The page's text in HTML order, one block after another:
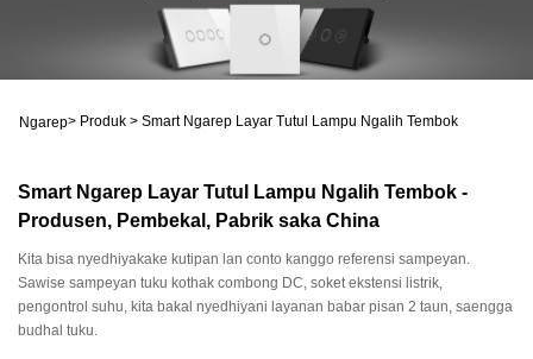
Ngarep> Produk > Smart Ngarep Layar Tutul Lampu Ngalih Tembok
Smart Ngarep Layar Tutul Lampu Ngalih Tembok -
Produsen, Pembekal, Pabrik saka China
Kita bisa nyedhiyakake kutipan lan conto kanggo referensi sampeyan.
Sawise sampeyan tuku kothak combong DC, soket ekstensi listrik,
pengontrol suhu, kita bakal nyedhiyani layanan babar pisan 2 taun, saengga
budhal tuku.